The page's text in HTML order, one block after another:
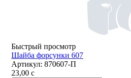
Быстрый просмотр
Шайба форсунки 607
Артикул: 870607-П
23,00 c